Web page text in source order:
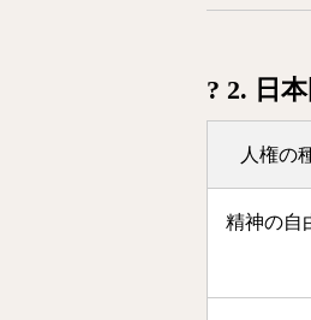
? 2. 日
人権の
精神の自